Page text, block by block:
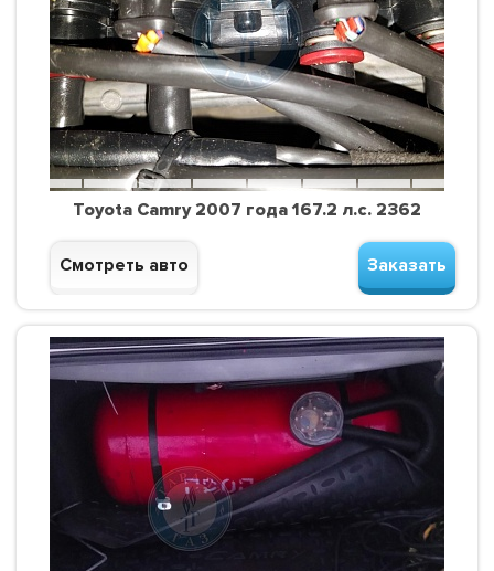
Toyota Camry 2007 года 167.2 л.с. 2362
Смотреть авто Заказать